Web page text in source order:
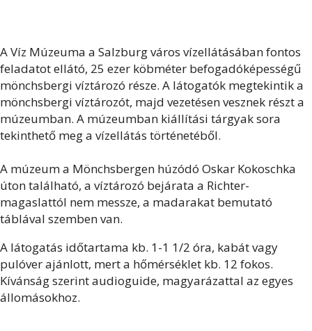
A Víz Múzeuma a Salzburg város vízellátásában fontos
feladatot ellátó, 25 ezer köbméter befogadóképességű
mönchsbergi víztározó része. A látogatók megtekintik a
mönchsbergi víztározót, majd vezetésen vesznek részt a
múzeumban. A múzeumban kiállítási tárgyak sora
tekinthető meg a vízellátás történetéből.
A múzeum a Mönchsbergen húzódó Oskar Kokoschka
úton található, a víztározó bejárata a Richter-
magaslattól nem messze, a madarakat bemutató
táblával szemben van.
A látogatás időtartama kb. 1-1 1/2 óra, kabát vagy
pulóver ajánlott, mert a hőmérséklet kb. 12 fokos.
Kívánság szerint audioguide, magyarázattal az egyes
állomásokhoz.